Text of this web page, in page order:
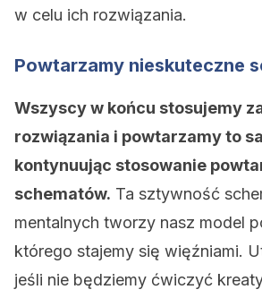
w celu ich rozwiązania.
Powtarzamy nieskuteczne
Wszyscy w końcu stosujemy
rozwiązania i powtarzamy to
kontynuując stosowanie
schematów. Ta sztywność
mentalnych tworzy nasz model
którego stajemy się więźniami.
jeśli nie będziemy ćwiczyć